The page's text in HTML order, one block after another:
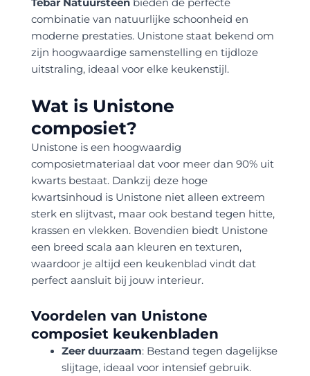
combinatie van natuurlijke schoonheid en
moderne prestaties. Unistone staat bekend om
zijn hoogwaardige samenstelling en tijdloze
uitstraling, ideaal voor elke keukenstijl.
Wat is Unistone
composiet?
Unistone is een hoogwaardig
composietmateriaal dat voor meer dan 90% uit
kwarts bestaat. Dankzij deze hoge
kwartsinhoud is Unistone niet alleen extreem
sterk en slijtvast, maar ook bestand tegen hitte,
krassen en vlekken. Bovendien biedt Unistone
een breed scala aan kleuren en texturen,
waardoor je altijd een keukenblad vindt dat
perfect aansluit bij jouw interieur.
Voordelen van Unistone
composiet keukenbladen
Zeer duurzaam: Bestand tegen dagelijkse
slijtage, ideaal voor intensief gebruik.